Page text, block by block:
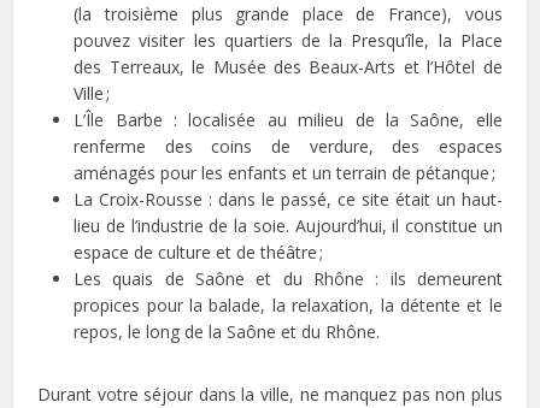
(la troisième plus grande place de France), vous
pouvez visiter les quartiers de la Presqu’île, la Place
des Terreaux, le Musée des Beaux-Arts et l’Hôtel de
Ville ;
L’Île Barbe : localisée au milieu de la Saône, elle
renferme des coins de verdure, des espaces
aménagés pour les enfants et un terrain de pétanque ;
La Croix-Rousse : dans le passé, ce site était un haut-
lieu de l’industrie de la soie. Aujourd’hui, il constitue un
espace de culture et de théâtre ;
Les quais de Saône et du Rhône : ils demeurent
propices pour la balade, la relaxation, la détente et le
repos, le long de la Saône et du Rhône.
Durant votre séjour dans la ville, ne manquez pas non plus